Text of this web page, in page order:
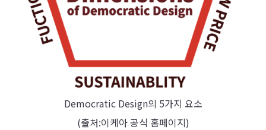
Democratic Design의 5가지 요소
(출처:이케아 공식 홈페이지)